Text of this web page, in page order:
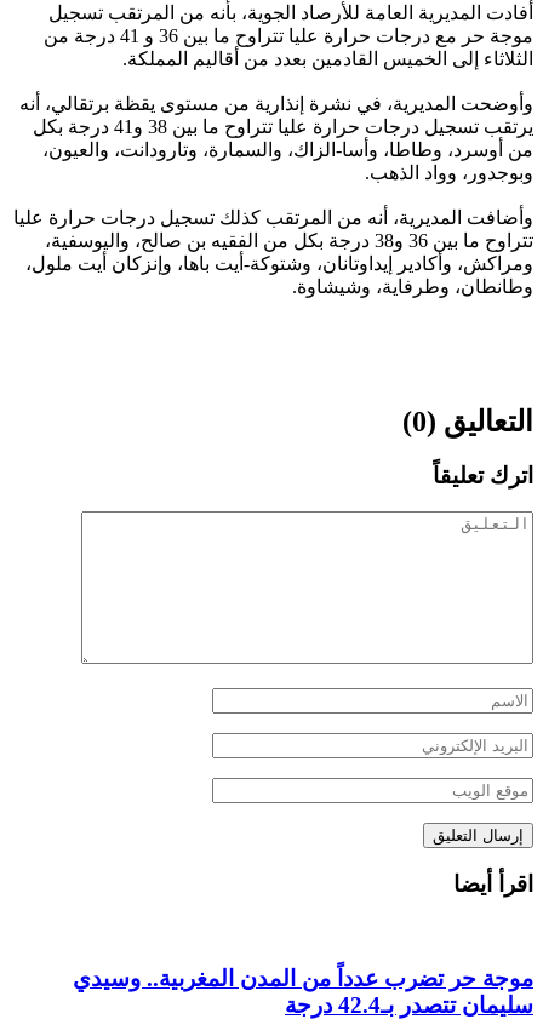
أفادت المديرية العامة للأرصاد الجوية، بأنه من المرتقب تسجيل
موجة حر مع درجات حرارة عليا تتراوح ما بين 36 و 41 درجة من
الثلاثاء إلى الخميس القادمين بعدد من أقاليم المملكة.
وأوضحت المديرية، في نشرة إنذارية من مستوى يقظة برتقالي، أنه
يرتقب تسجيل درجات حرارة عليا تتراوح ما بين 38 و41 درجة بكل
من أوسرد، وطاطا، وأسا-الزاك، والسمارة، وتارودانت، والعيون،
وبوجدور، وواد الذهب.
وأضافت المديرية، أنه من المرتقب كذلك تسجيل درجات حرارة عليا
تتراوح ما بين 36 و38 درجة بكل من الفقيه بن صالح، واليوسفية،
ومراكش، وأكادير إيداوتانان، وشتوكة-أيت باها، وإنزكان أيت ملول،
وطانطان، وطرفاية، وشيشاوة.
التعاليق (0)
اترك تعليقاً
اقرأ أيضا
موجة حر تضرب عدداً من المدن المغربية.. وسيدي
سليمان تتصدر بـ42.4 درجة